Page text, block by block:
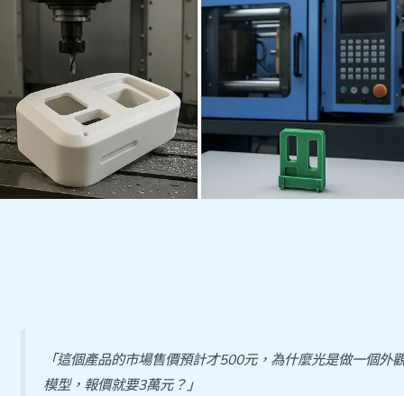
「這個產品的市場售價預計才500元，為什麼光是做一個外
模型，報價就要3萬元？」